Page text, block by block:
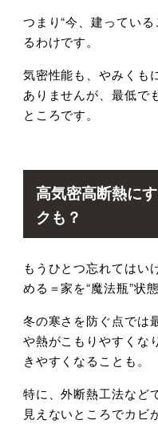
つまり“今、建ってい
るわけです。
気密性能も、やみくも
ありませんが、最低で
ところです。
高気密高断熱に
クも？
もうひとつ忘れてはい
める＝家を“魔法瓶”状
冬の寒さを防ぐ点では
や熱がこもりやすくな
きやすくなることも。
特に、外断熱工法など
見えないところでカビ